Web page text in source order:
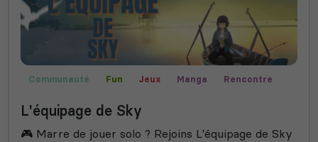
Communauté Fun Jeux Manga
Rencontre
Bot Musique
L'équipage de Sky
🎮 Marre de jouer solo ? Rejoins L'équipage de Sky